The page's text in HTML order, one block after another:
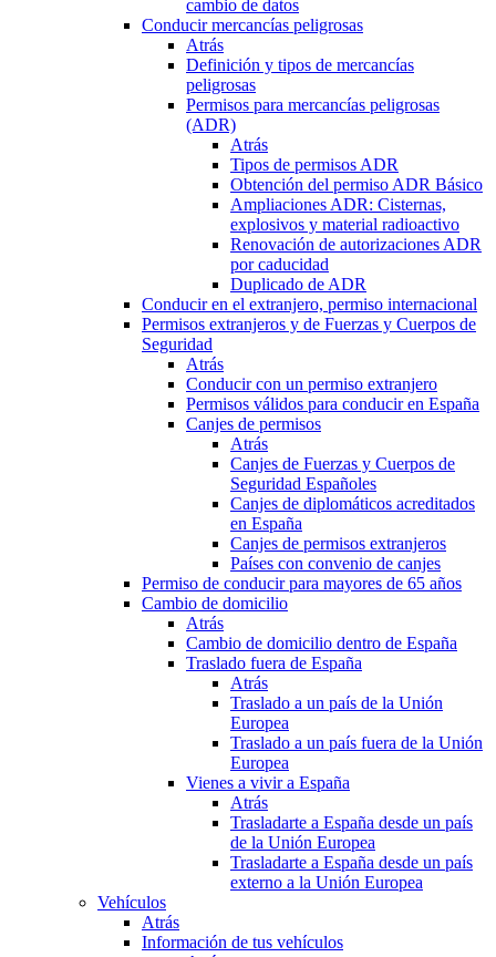
cambio de datos
Conducir mercancías peligrosas
Atrás
Definición y tipos de mercancías
peligrosas
Permisos para mercancías peligrosas
(ADR)
Atrás
Tipos de permisos ADR
Obtención del permiso ADR Básico
Ampliaciones ADR: Cisternas,
explosivos y material radioactivo
Renovación de autorizaciones ADR
por caducidad
Duplicado de ADR
Conducir en el extranjero, permiso internacional
Permisos extranjeros y de Fuerzas y Cuerpos de
Seguridad
Atrás
Conducir con un permiso extranjero
Permisos válidos para conducir en España
Canjes de permisos
Atrás
Canjes de Fuerzas y Cuerpos de
Seguridad Españoles
Canjes de diplomáticos acreditados
en España
Canjes de permisos extranjeros
Países con convenio de canjes
Permiso de conducir para mayores de 65 años
Cambio de domicilio
Atrás
Cambio de domicilio dentro de España
Traslado fuera de España
Atrás
Traslado a un país de la Unión
Europea
Traslado a un país fuera de la Unión
Europea
Vienes a vivir a España
Atrás
Trasladarte a España desde un país
de la Unión Europea
Trasladarte a España desde un país
externo a la Unión Europea
Vehículos
Atrás
Información de tus vehículos